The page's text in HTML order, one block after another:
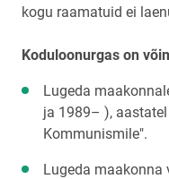
kogu raamatuid ei
Koduloonurgas on
Lugeda
ja 1989– ),
Kommunismile".
Lugeda maakonna